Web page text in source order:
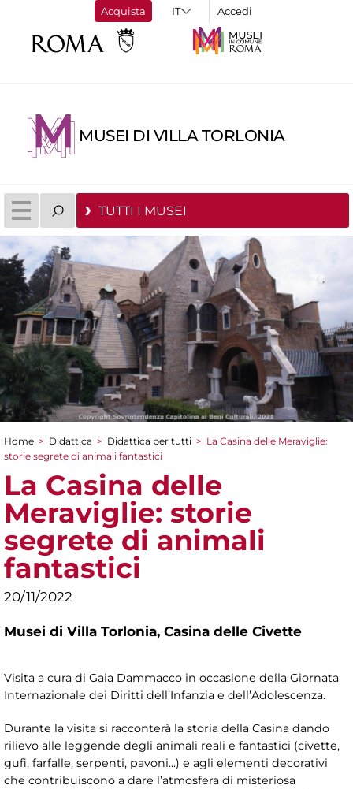
Acquista Accedi
MUSEI DI VILLA TORLONIA
TUTTI I MUSEI
Tu sei qui
Home > Didattica > Didattica per tutti > La Casina delle Meraviglie:
storie segrete di animali fantastici
La Casina delle
Meraviglie: storie
segrete di animali
fantastici
20/11/2022
Musei di Villa Torlonia, Casina delle Civette
Visita a cura di Gaia Dammacco in occasione della Giornata
Internazionale dei Diritti dell’Infanzia e dell’Adolescenza.
Durante la visita si racconterà la storia della Casina dando
rilievo alle leggende degli animali reali e fantastici (civette,
gufi, farfalle, serpenti, pavoni...) e agli elementi decorativi
che contribuiscono a dare l’atmosfera di misteriosa